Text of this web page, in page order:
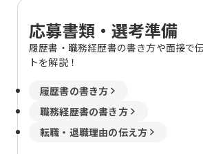
応募書類・選考準備
履歴書・職務経歴書の書き方や面接で
トを解説！
履歴書の書き方
職務経歴書の書き方
転職・退職理由の伝え方